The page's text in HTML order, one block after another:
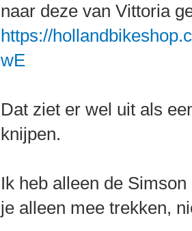
naar deze van Vittoria
https://
wE
Dat ziet er wel uit als
knijpen.
Ik heb alleen de
je alleen mee trekken,